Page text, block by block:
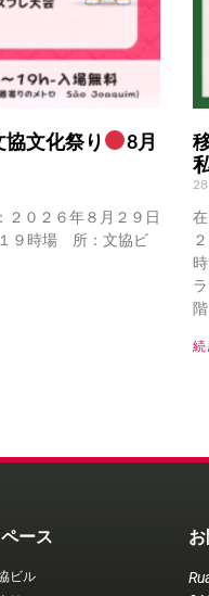
協文化祭り
8月
０２６年８月２９日
９時場 所：文協ビ
続
ース
ビル